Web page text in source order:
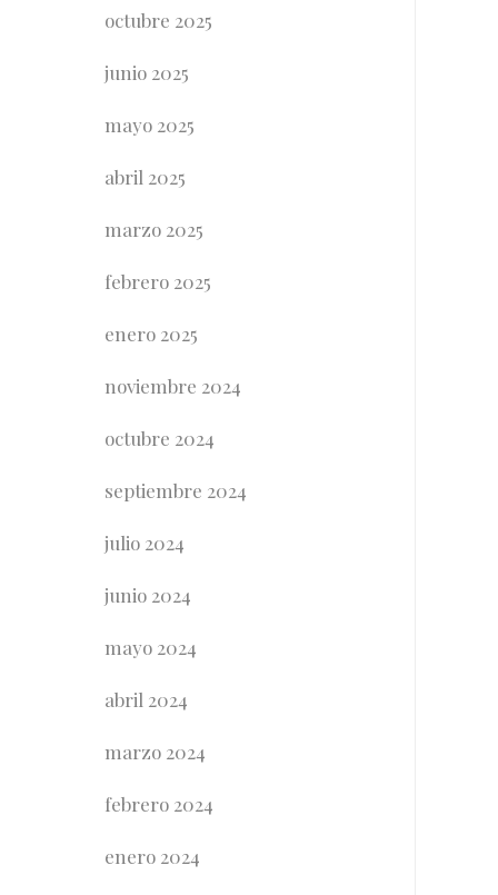
octubre 2025
junio 2025
mayo 2025
abril 2025
marzo 2025
febrero 2025
enero 2025
noviembre 2024
octubre 2024
septiembre 2024
julio 2024
junio 2024
mayo 2024
abril 2024
marzo 2024
febrero 2024
enero 2024